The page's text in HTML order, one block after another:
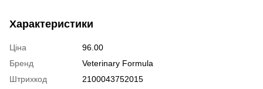
Характеристики
Ціна
96.00
Бренд
Veterinary Formula
Штрихкод
2100043752015